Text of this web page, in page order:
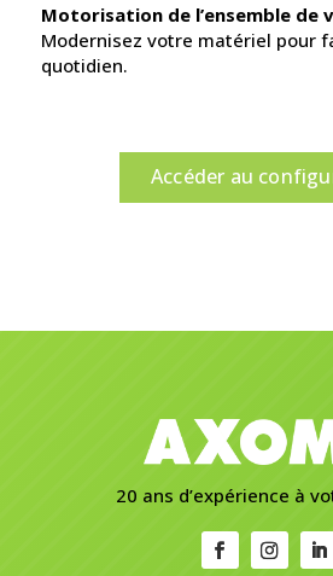
Motorisation de l’ensemble de
Modernisez votre matériel pour
quotidien.
Accéder au
20 ans d’expérience à